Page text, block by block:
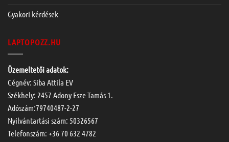
Gyakori kérdések
LAPTOPOZZ.HU
Üzemeltetői adatok:
Cégnév: Siba Attila EV
Székhely: 2457 Adony Esze Tamás 1.
Adószám:79740487-2-27
Nyilvántartási szám: 50326567
Telefonszám: +36 70 632 4782